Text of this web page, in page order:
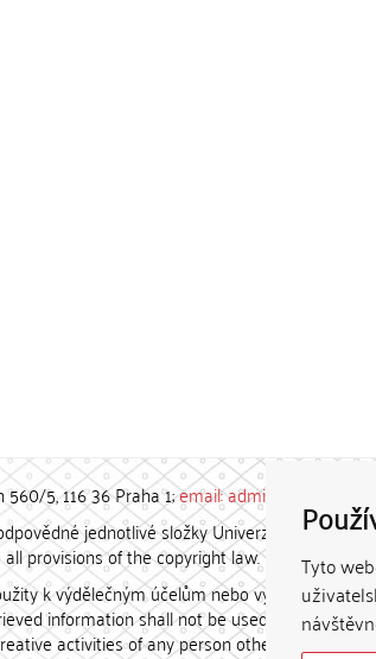
Tyto
560/5, 116 36 Praha 1;email: admin-repozitar [at]
jednotlivé složky Univerzity Karlovy. /
provisions of the copyright law.
k výdělečným účelům nebo vydávány za
information shall not be used for any
activities of any person other than the